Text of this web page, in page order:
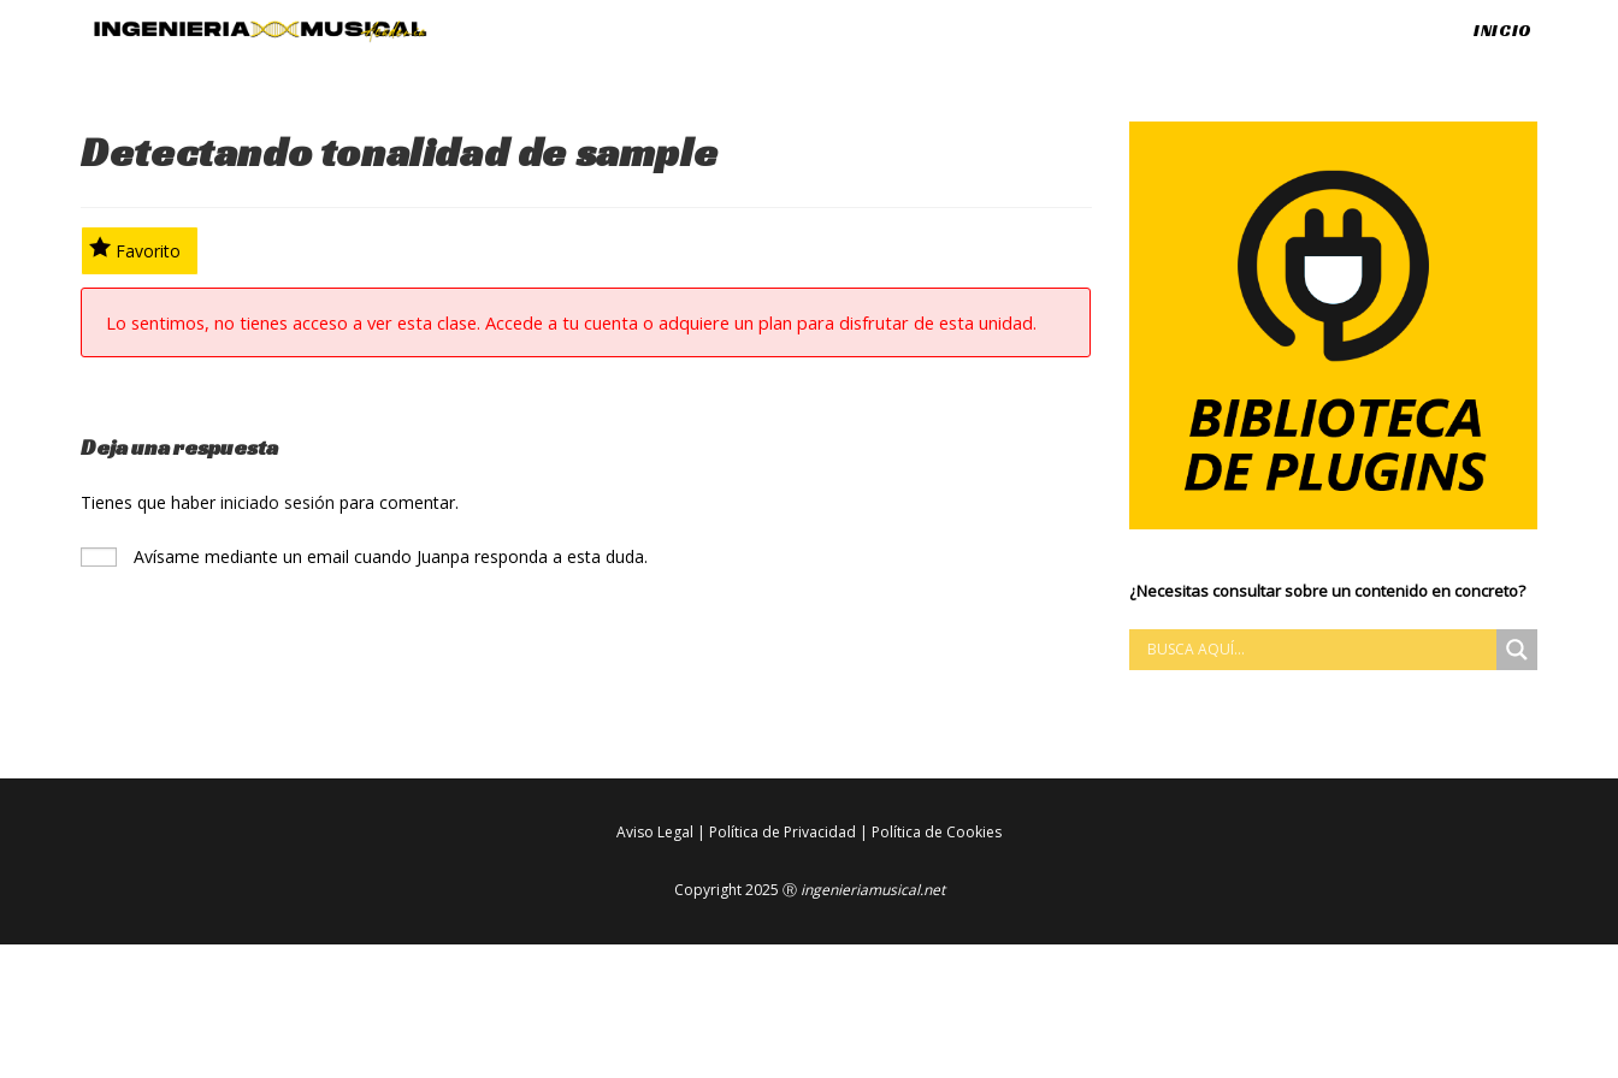
INICIO
Detectando tonalidad de sample
Favorito
Lo sentimos, no tienes acceso a ver esta clase. Accede a tu cuenta o adquiere un plan para disfrutar de esta unidad.
Deja una respuesta
Tienes que haberiniciado sesión para comentar.
Avísame mediante un email cuando Juanpa responda a esta duda.
¿Necesitas consultar sobre un contenido en concreto?
Aviso Legal | Política de Privacidad | Política de Cookies
Copyright 2025 Ⓡ ingenieriamusical.net